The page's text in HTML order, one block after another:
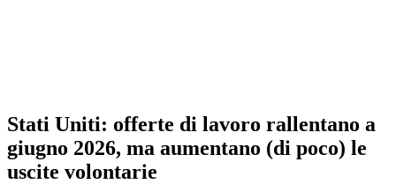
Stati Uniti: offerte di lavoro rallentano a
giugno 2026, ma aumentano (di poco) le
uscite volontarie